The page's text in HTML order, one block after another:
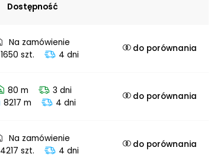
Dostępność
Na zamówienie
1650 szt.
4 dni
do porównania
80 m
3 dni
8217 m
4 dni
do porównania
Na zamówienie
4217 szt.
4 dni
do porównania